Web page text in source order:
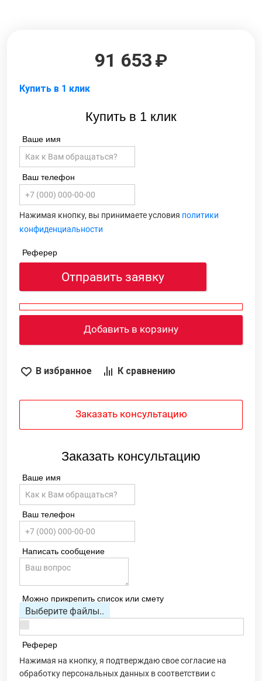
91 653
Купить в 1 клик
Купить в 1 клик
Ваше имя
Ваш телефон
Нажимая кнопку, вы принимаете условия политики
конфиденциальности
Реферер
Отправить заявку
Добавить в корзину
В избранное К сравнению
Заказать консультацию
Заказать консультацию
Ваше имя
Ваш телефон
Написать сообщение
Можно прикрепить список или смету
Выберите файлы..
Реферер
Нажимая на кнопку, я подтверждаю свое согласие на
обработку персональных данных в соответствии с